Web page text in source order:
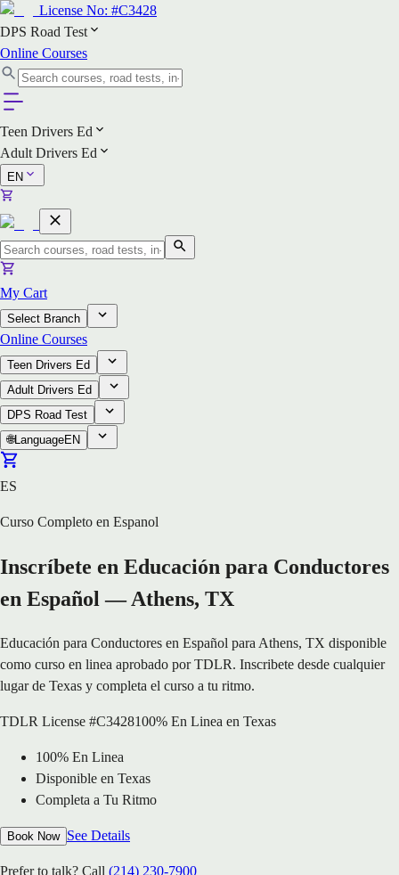
License No: #C3428
DPS Road Test
Online Courses
Teen Drivers Ed
Adult Drivers Ed
EN
My Cart
Select Branch
Online Courses
Teen Drivers Ed
Adult Drivers Ed
DPS Road Test
🌐LanguageEN
ES
Curso Completo en Espanol
Inscríbete en Educación para Conductores
en Español — Athens, TX
Educación para Conductores en Español para Athens, TX disponible
como curso en linea aprobado por TDLR. Inscribete desde cualquier
lugar de Texas y completa el curso a tu ritmo.
TDLR License #C3428100% En Linea en Texas
100% En Linea
Disponible en Texas
Completa a Tu Ritmo
Book Now See Details
Prefer to talk? Call (214) 230-7900